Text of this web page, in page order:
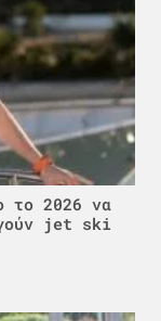
το 2026 να
jet ski